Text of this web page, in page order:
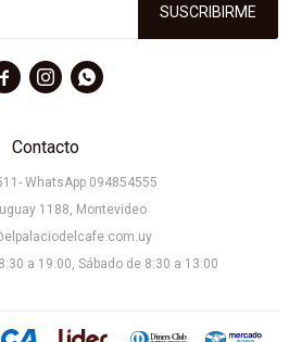
Contacto
WhatsApp 094854555
1188, Montevideo
a 19:00, Sábado de 8:30 a 13:00
SUSCRIBIRME
  